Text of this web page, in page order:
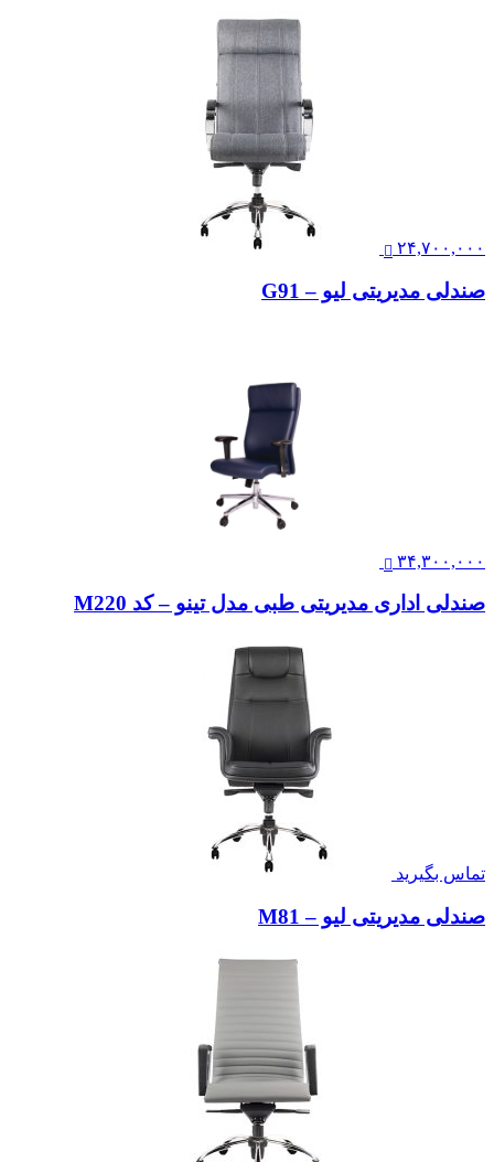
۲۴,۷۰۰,۰۰۰
صندلی مدیریتی لیو – G91
۳۴,۳۰۰,۰۰۰
صندلی اداری مدیریتی طبی مدل تینو – کد M220
تماس بگیرید
صندلی مدیریتی لیو – M81